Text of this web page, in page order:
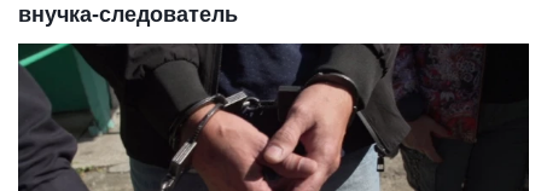
внучка-следователь